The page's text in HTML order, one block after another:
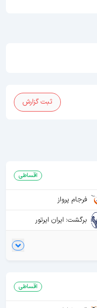
ثبت گزارش
اقساطی
فرجام پرواز
برگشت: ایران ایرتور
اقساطی